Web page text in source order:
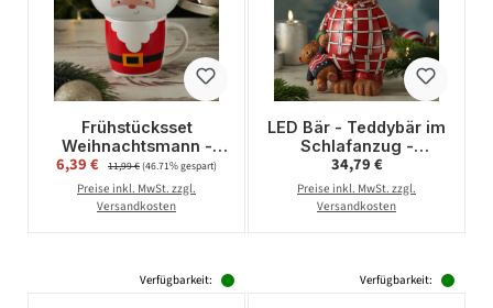
Frühstücksset
Weihnachtsmann -
Becher und
Müslischale - Steingut
- Geschirrset
Verkaufspreis:
6,39 € Regulärer Preis:
11,99 €(46.71% gespart)
Preise inkl. MwSt. zzgl.
Versandkosten
LED Bär - Teddybär im
Schlafanzug -
Dekofigur aus
Polyresin - H: 24cm -
Batterie - Timer
Regulärer Preis:
34,79 €
Preise inkl. MwSt. zzgl.
Versandkosten
Verfügbarkeit: Verfügbarkeit: